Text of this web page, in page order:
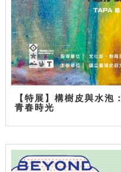
【特展】構樹皮與水泡
青春時光